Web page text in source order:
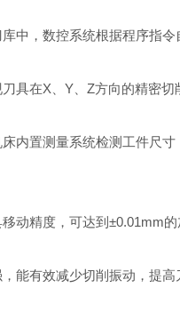
，数控系统根据程序指令
在X、Y、Z方向的精密切
置测量系统检测工件尺寸
精度，可达到±0.01mm的
有效减少切削振动，提高